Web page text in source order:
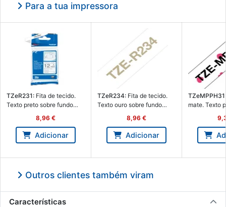
Para a tua impressora
TZeR231: Fita de te­cido.
Texto preto sobre fundo
branco. Lar­gura: 12mm.
Com­pri­mento: 4m - Brother
TZe-R231
8,96 €
Adicionar
TZeR234: Fita de te­cido.
Texto ouro sobre fundo
branco. Lar­gura: 12mm.
Com­pri­mento: 4m - Brother
TZe-R234
8,96 €
Adicionar
TZeMPPH31:
mate. Texto
fundo
gura:
4m -
Outros clientes também viram
Características